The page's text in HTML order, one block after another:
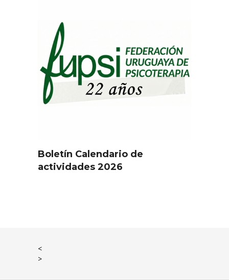
Boletín Calendario de
actividades 2026
<
>